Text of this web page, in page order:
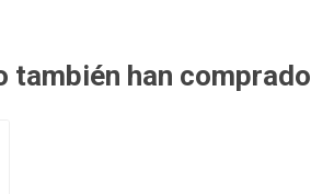
han comprado